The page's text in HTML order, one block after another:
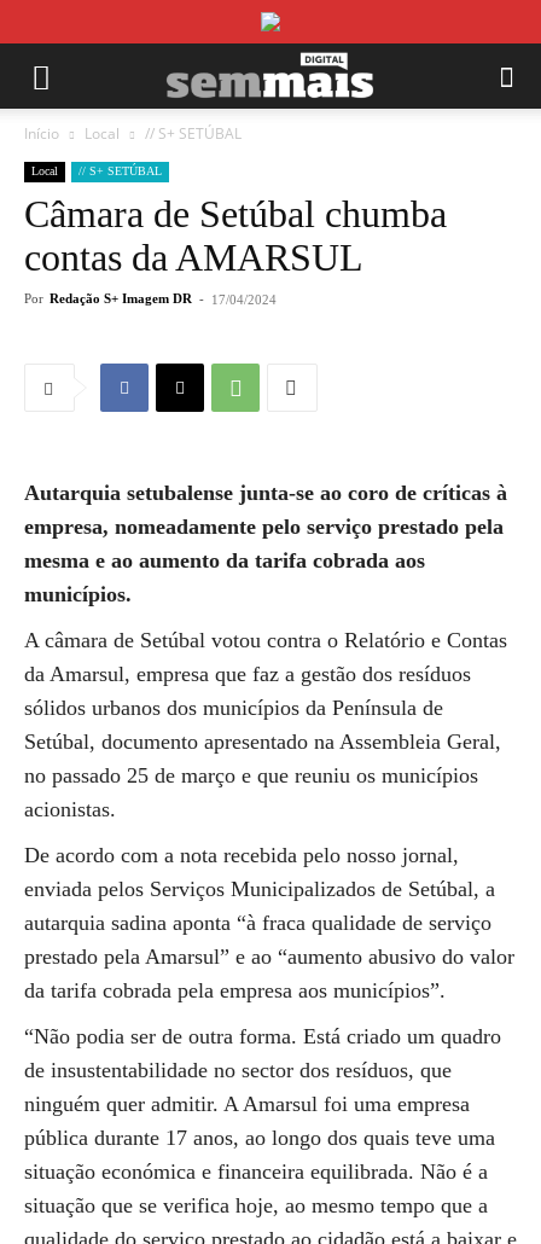
Início Local // S+ SETÚBAL
Local // S+ SETÚBAL
Câmara de Setúbal chumba
contas da AMARSUL
Por Redação S+ Imagem DR - 17/04/2024
Autarquia setubalense junta-se ao coro de críticas à
empresa, nomeadamente pelo serviço prestado pela
mesma e ao aumento da tarifa cobrada aos
municípios.
A câmara de Setúbal votou contra o Relatório e Contas
da Amarsul, empresa que faz a gestão dos resíduos
sólidos urbanos dos municípios da Península de
Setúbal, documento apresentado na Assembleia Geral,
no passado 25 de março e que reuniu os municípios
acionistas.
De acordo com a nota recebida pelo nosso jornal,
enviada pelos Serviços Municipalizados de Setúbal, a
autarquia sadina aponta “à fraca qualidade de serviço
prestado pela Amarsul” e ao “aumento abusivo do valor
da tarifa cobrada pela empresa aos municípios”.
“Não podia ser de outra forma. Está criado um quadro
de insustentabilidade no sector dos resíduos, que
ninguém quer admitir. A Amarsul foi uma empresa
pública durante 17 anos, ao longo dos quais teve uma
situação económica e financeira equilibrada. Não é a
situação que se verifica hoje, ao mesmo tempo que a
qualidade do serviço prestado ao cidadão está a baixar e